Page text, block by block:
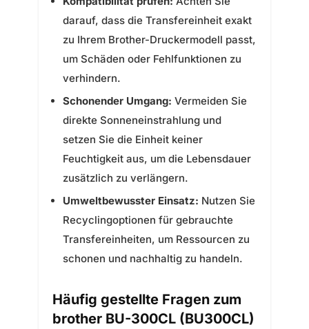
darauf, dass die Transfereinheit exakt
zu Ihrem Brother-Druckermodell passt,
um Schäden oder Fehlfunktionen zu
verhindern.
Schonender Umgang: Vermeiden Sie
direkte Sonneneinstrahlung und
setzen Sie die Einheit keiner
Feuchtigkeit aus, um die Lebensdauer
zusätzlich zu verlängern.
Umweltbewusster Einsatz: Nutzen Sie
Recyclingoptionen für gebrauchte
Transfereinheiten, um Ressourcen zu
schonen und nachhaltig zu handeln.
Häufig gestellte Fragen zum
brother BU-300CL (BU300CL)